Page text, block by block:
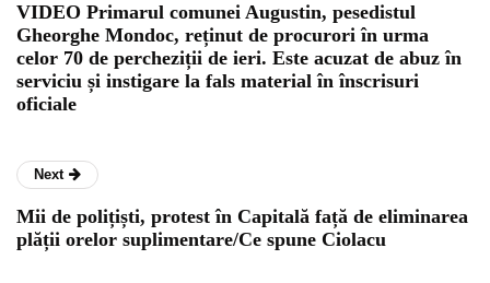
VIDEO Primarul comunei Augustin, pesedistul
Gheorghe Mondoc, reținut de procurori în urma
celor 70 de percheziții de ieri. Este acuzat de abuz în
serviciu și instigare la fals material în înscrisuri
oficiale
Next
Mii de polițiști, protest în Capitală față de eliminarea
plății orelor suplimentare/Ce spune Ciolacu